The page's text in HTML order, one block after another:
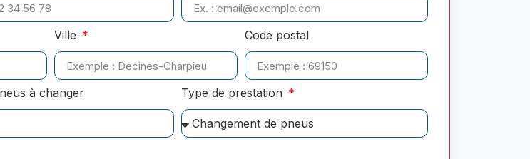
Ville Code postal
à changer Type de prestation